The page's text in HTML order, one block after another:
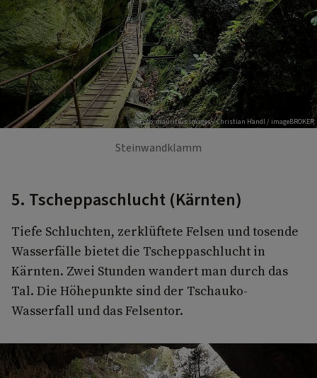
Foto: mauritius images / Christian Handl / imageBROKER
Steinwandklamm
5. Tscheppaschlucht (Kärnten)
Tiefe Schluchten, zerklüftete Felsen und tosende
Wasserfälle bietet die Tscheppaschlucht in
Kärnten. Zwei Stunden wandert man durch das
Tal. Die Höhepunkte sind der Tschauko-
Wasserfall und das Felsentor.